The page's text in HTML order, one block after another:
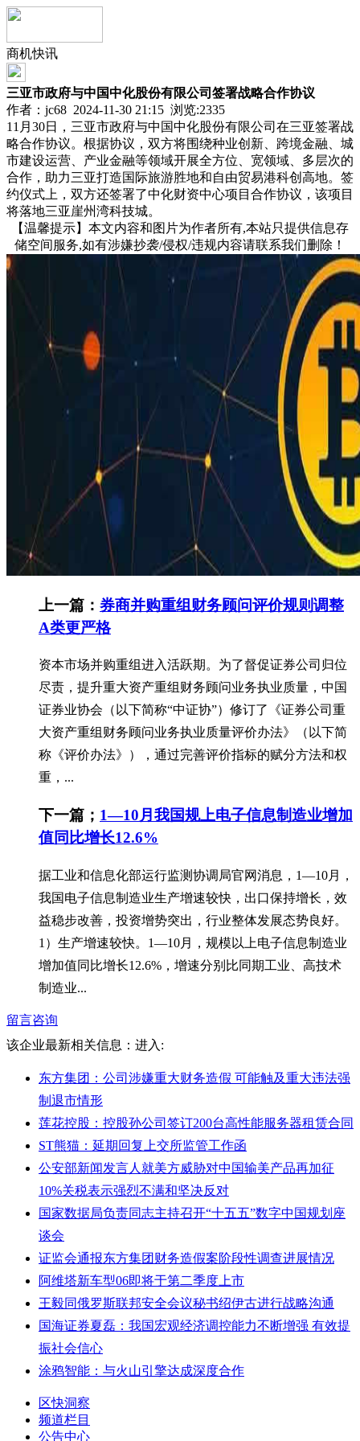
商机快讯
三亚市政府与中国中化股份有限公司签署战略合作协议
作者：jc68 2024-11-30 21:15 浏览:2335
11月30日，三亚市政府与中国中化股份有限公司在三亚签署战
略合作协议。根据协议，双方将围绕种业创新、跨境金融、城
市建设运营、产业金融等领域开展全方位、宽领域、多层次的
合作，助力三亚打造国际旅游胜地和自由贸易港科创高地。签
约仪式上，双方还签署了中化财资中心项目合作协议，该项目
将落地三亚崖州湾科技城。
【温馨提示】本文内容和图片为作者所有,本站只提供信息存
储空间服务,如有涉嫌抄袭/侵权/违规内容请联系我们删除！
上一篇： 券商并购重组财务顾问评价规则调整
A类更严格
资本市场并购重组进入活跃期。为了督促证券公司归位
尽责，提升重大资产重组财务顾问业务执业质量，中国
证券业协会（以下简称“中证协”）修订了《证券公司重
大资产重组财务顾问业务执业质量评价办法》（以下简
称《评价办法》），通过完善评价指标的赋分方法和权
重，...
下一篇； 1—10月我国规上电子信息制造业增加
值同比增长12.6%
据工业和信息化部运行监测协调局官网消息，1—10月，
我国电子信息制造业生产增速较快，出口保持增长，效
益稳步改善，投资增势突出，行业整体发展态势良好。
1）生产增速较快。1—10月，规模以上电子信息制造业
增加值同比增长12.6%，增速分别比同期工业、高技术
制造业...
留言咨询
该企业最新相关信息： 进入:
东方集团：公司涉嫌重大财务造假 可能触及重大违法强
制退市情形
莲花控股：控股孙公司签订200台高性能服务器租赁合同
ST熊猫：延期回复上交所监管工作函
公安部新闻发言人就美方威胁对中国输美产品再加征
10%关税表示强烈不满和坚决反对
国家数据局负责同志主持召开“十五五”数字中国规划座
谈会
证监会通报东方集团财务造假案阶段性调查进展情况
阿维塔新车型06即将于第二季度上市
王毅同俄罗斯联邦安全会议秘书绍伊古进行战略沟通
国海证券夏磊：我国宏观经济调控能力不断增强 有效提
振社会信心
涂鸦智能：与火山引擎达成深度合作
区快洞察
频道栏目
公告中心